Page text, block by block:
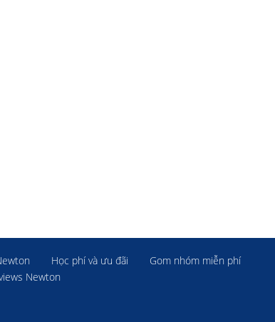
Học phí và ưu đãi
Gom nhóm miễn phí
Newton